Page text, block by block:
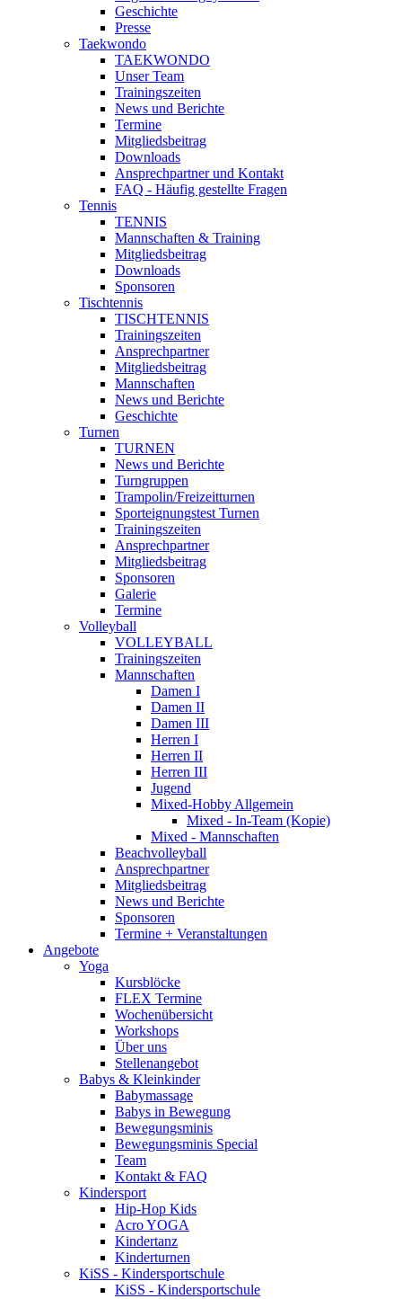
Geschichte
Presse
Taekwondo
TAEKWONDO
Unser Team
Trainingszeiten
News und Berichte
Termine
Mitgliedsbeitrag
Downloads
Ansprechpartner und Kontakt
FAQ - Häufig gestellte Fragen
Tennis
TENNIS
Mannschaften & Training
Mitgliedsbeitrag
Downloads
Sponsoren
Tischtennis
TISCHTENNIS
Trainingszeiten
Ansprechpartner
Mitgliedsbeitrag
Mannschaften
News und Berichte
Geschichte
Turnen
TURNEN
News und Berichte
Turngruppen
Trampolin/Freizeitturnen
Sporteignungstest Turnen
Trainingszeiten
Ansprechpartner
Mitgliedsbeitrag
Sponsoren
Galerie
Termine
Volleyball
VOLLEYBALL
Trainingszeiten
Mannschaften
Damen I
Damen II
Damen III
Herren I
Herren II
Herren III
Jugend
Mixed-Hobby Allgemein
Mixed - In-Team (Kopie)
Mixed - Mannschaften
Beachvolleyball
Ansprechpartner
Mitgliedsbeitrag
News und Berichte
Sponsoren
Termine + Veranstaltungen
Angebote
Yoga
Kursblöcke
FLEX Termine
Wochenübersicht
Workshops
Über uns
Stellenangebot
Babys & Kleinkinder
Babymassage
Babys in Bewegung
Bewegungsminis
Bewegungsminis Special
Team
Kontakt & FAQ
Kindersport
Hip-Hop Kids
Acro YOGA
Kindertanz
Kinderturnen
KiSS - Kindersportschule
KiSS - Kindersportschule